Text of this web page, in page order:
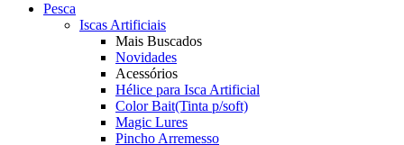
Pesca
Iscas Artificiais
Mais Buscados
Novidades
Acessórios
Hélice para Isca Artificial
Color Bait(Tinta p/soft)
Magic Lures
Pincho Arremesso